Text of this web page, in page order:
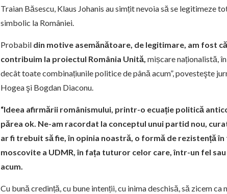
Traian Băsescu, Klaus Johanis au simțit nevoia să se legitimeze
simbolic la României.
Probabil din motive asemănătoare, de legitimare, am fost
contribuim la proiectul România Unită, mișcare naționalistă,
decât toate combinațiunile politice de până acum”, povesteşte
Hogea şi Bogdan Diaconu.
“Ideea afirmării românismului, printr-o ecuație politică
părea ok. Ne-am racordat la conceptul unui partid nou,
ar fi trebuit să fie, în opinia noastră, o formă de rezistență
moscovite a UDMR, în fața tuturor celor care, într-un fel
acum.
Cu bună credință, cu bune intenții, cu inima deschisă, să zicem